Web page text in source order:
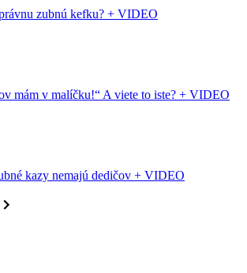
zubnú kefku? + VIDEO
mám v malíčku!“ A viete to iste? + VIDEO
kazy nemajú dedičov + VIDEO